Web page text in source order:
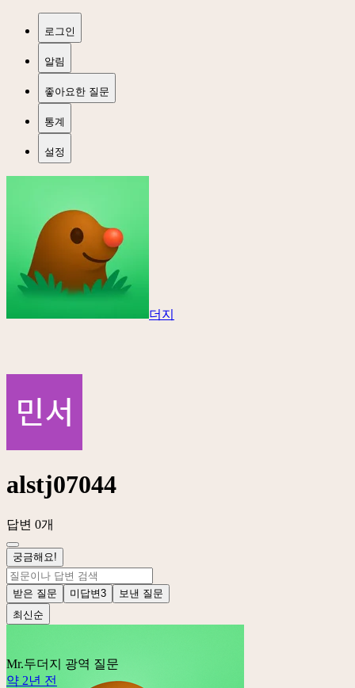
로그인
알림
좋아요한 질문
통계
설정
더지
alstj07044
답변 0개
궁금해요!
받은 질문 미답변3
보낸 질문
최신순
Mr.두더지
광역 질문
약 2년 전